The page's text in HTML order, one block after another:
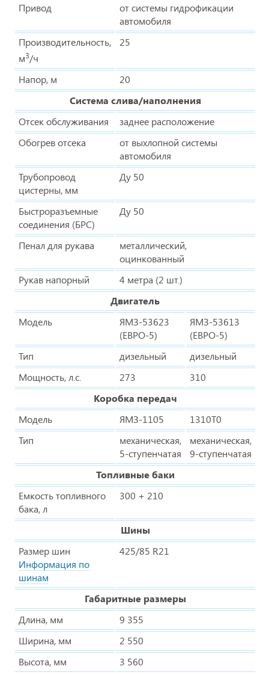
Привод
от системы гидрофикации
автомобиля
Производительность,
м3/ч
25
Напор, м
20
Система слива/наполнения
Отсек обслуживания
заднее расположение
Обогрев отсека
от выхлопной системы
автомобиля
Трубопровод
цистерны, мм
Ду 50
Быстроразъемные
соединения (БРС)
Ду 50
Пенал для рукава
металлический,
оцинкованный
Рукав напорный
4 метра (2 шт.)
Двигатель
Модель
ЯМЗ-53623
(ЕВРО-5)
ЯМЗ-53613
(ЕВРО-5)
Тип
дизельный
дизельный
Мощность, л.с.
273
310
Коробка передач
Модель
ЯМЗ-1105
1310T0
Тип
механическая,
5-ступенчатая
механическая,
9-ступенчатая
Топливные баки
Емкость топливного
бака, л
300 + 210
Шины
Размер шин
Информация по
шинам
425/85 R21
Габаритные размеры
Длина, мм
9 355
Ширина, мм
2 550
Высота, мм
3 560